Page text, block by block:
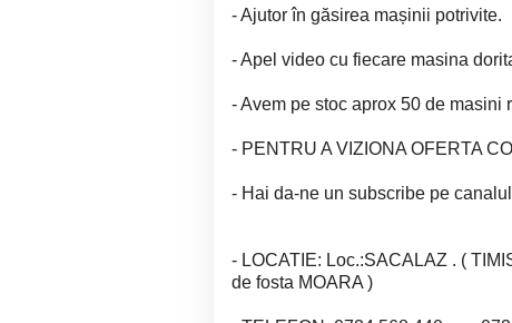
- Ajutor în găsirea mașinii potrivite.
- Apel video cu fiecare masina
- Avem pe stoc aprox 50 de masini
- PENTRU A VIZIONA OFERTA
- Hai da-ne un subscribe pe
- LOCATIE: Loc.:SACALAZ . (
de fosta MOARA )